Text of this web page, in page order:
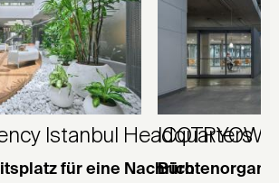
Istanbul Headquarters
für eine Büro